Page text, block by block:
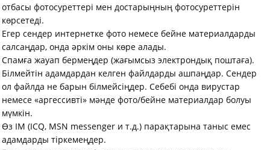
отбасы фотосуреттері мен достарыңның фотосуреттерін
көрсетеді.
Егер сендер интернетке фото немесе бейне материалдарды
салсаңдар, онда әркім оны көре алады.
Спамға жауап бермеңдер (жағымсыз электрондық поштаға).
Білмейтін адамдардан келген файлдарды ашпаңдар. Сендер
ол файлда не барын білмейсіңдер. Себебі онда вирустар
немесе «аргессивті» мәнде фото/бейне материалдар болуы
мүмкін.
Өз IM (ICQ, MSN messenger и т.д.) парақтарына таныс емес
адамдарды тіркемеңдер.